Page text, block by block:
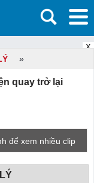
X
»
quay trở lại
để xem nhiều clip